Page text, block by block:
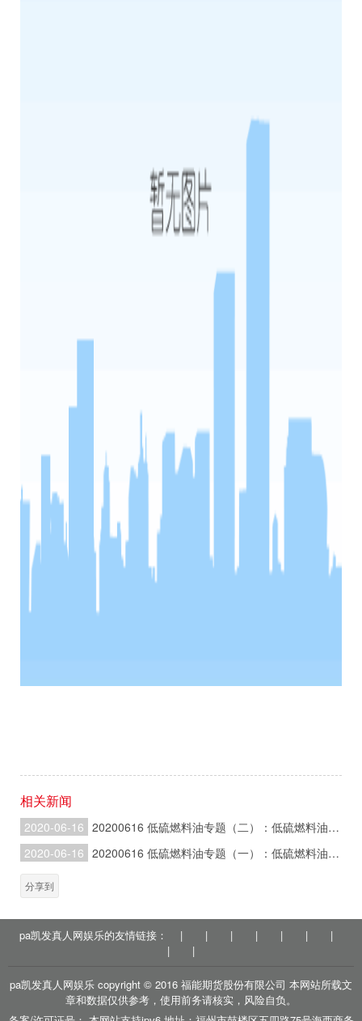
相关新闻
2020-06-16
20200616 低硫燃料油专题（二）：低硫燃料油产业链现状
2020-06-16
20200616 低硫燃料油专题（一）：低硫燃料油基础知识
分享到
pa凯发真人网娱乐的友情链接： | | | | | |
|
|
|
pa凯发真人网娱乐 copyright © 2016 福能期货股份有限公司 本网站所载文
章和数据仅供参考，使用前务请核实，风险自负。